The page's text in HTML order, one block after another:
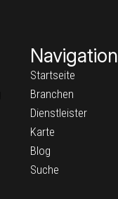
Navigation
Startseite
Branchen
Dienstleister
Karte
Blog
Suche